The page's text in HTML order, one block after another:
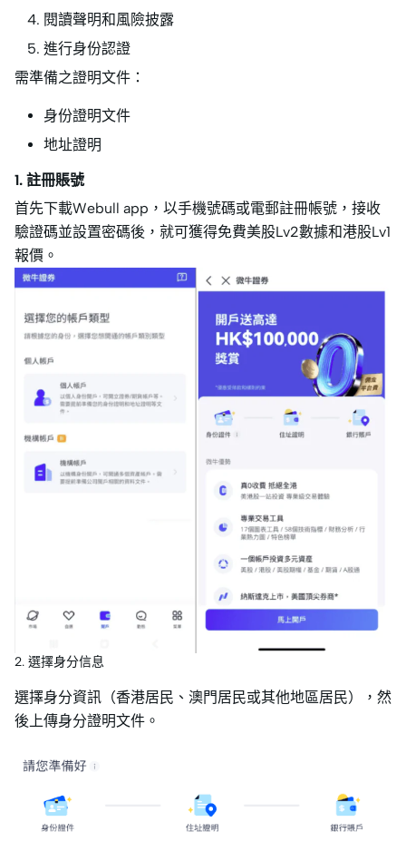
閱讀聲明和風險披露
進行身份認證
需準備之證明文件：
身份證明文件
地址證明
1. 註冊賬號
首先下載Webull app，以手機號碼或電郵註冊帳號，接收
驗證碼並設置密碼後，就可獲得免費美股Lv2數據和港股Lv1
報價。
2. 選擇身分信息
選擇身分資訊（香港居民、澳門居民或其他地區居民），然
後上傳身分證明文件。